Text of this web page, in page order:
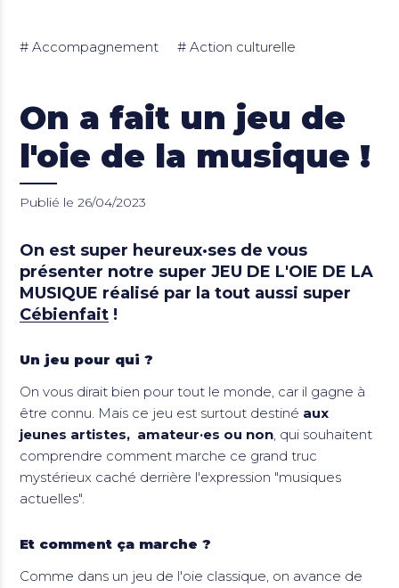
Accompagnement Action culturelle
On a fait un jeu de
l'oie de la musique !
Publié le 26/04/2023
On est super heureux·ses de vous
présenter notre superJEU DE L'OIE DE LA
MUSIQUE réalisé par la tout aussi super
Cébienfait !
Un jeu pour qui ?
On vous dirait bien pour tout le monde, car il gagne à
être connu. Mais ce jeu est surtout destiné aux
jeunes artistes, amateur·es ou non, qui souhaitent
comprendre comment marche ce grand truc
mystérieux caché derrière l'expression "musiques
actuelles".
Et comment ça marche ?
Comme dans un jeu de l'oie classique, on avance de